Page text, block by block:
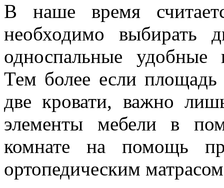
В наше время
необходимо выбирать
односпальные удобные
Тем более если площадь
две кровати, важно
элементы мебели в
комнате на помощь
ортопедическим